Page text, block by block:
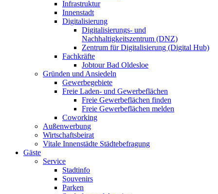
Infrastruktur
Innenstadt
Digitalisierung
Digitalisierungs- und
Nachhaltigkeitszentrum (DNZ)
Zentrum für Digitalisierung (Digital Hub)
Fachkräfte
Jobtour Bad Oldesloe
Gründen und Ansiedeln
Gewerbegebiete
Freie Laden- und Gewerbeflächen
Freie Gewerbeflächen finden
Freie Gewerbeflächen melden
Coworking
Außenwerbung
Wirtschaftsbeirat
Vitale Innenstädte Städtebefragung
Gäste
Service
Stadtinfo
Souvenirs
Parken